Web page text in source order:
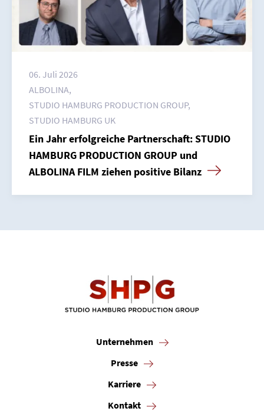
06. Juli 2026
ALBOLINA
STUDIO HAMBURG PRODUCTION GROUP
STUDIO HAMBURG UK
Ein Jahr erfolgreiche Partnerschaft: STUDIO
HAMBURG PRODUCTION GROUP und
ALBOLINA FILM ziehen positive Bilanz
Unternehmen
Presse
Karriere
Kontakt
Unternehmen
Datenschutz Impressum